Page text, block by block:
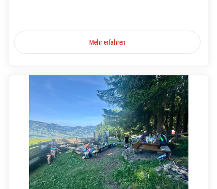
Mehr erfahren